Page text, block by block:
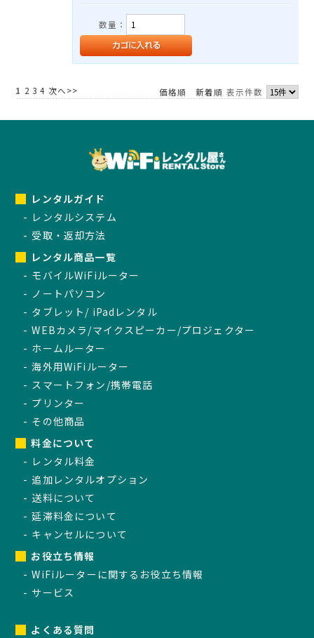
数量：
価格順 新着順 表示件数
1 2 3 4 次へ>>
レンタルガイド
レンタルシステム
受取・返却方法
レンタル商品一覧
モバイルWiFiルーター
ノートパソコン
タブレット/ iPadレンタル
WEBカメラ/マイクスピーカー/プロジェクター
ホームルーター
海外用WiFiルーター
スマートフォン/携帯電話
プリンター
その他商品
料金について
レンタル料金
追加レンタルオプション
送料について
延滞料金について
キャンセルについて
お役立ち情報
WiFiルーターに関するお役立ち情報
サービス
よくある質問